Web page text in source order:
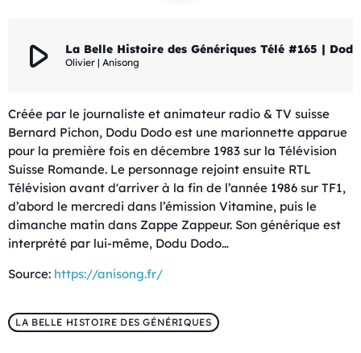
play_arrow Olivier | Anisong
Créée par le journaliste et animateur radio & TV suisse
Bernard Pichon, Dodu Dodo est une marionnette apparue
pour la première fois en décembre 1983 sur la Télévision
Suisse Romande. Le personnage rejoint ensuite RTL
Télévision avant d'arriver à la fin de l’année 1986 sur TF1,
d’abord le mercredi dans l’émission Vitamine, puis le
dimanche matin dans Zappe Zappeur. Son générique est
interprété par lui-même, Dodu Dodo…
Source: https://anisong.fr/
LA BELLE HISTOIRE DES GÉNÉRIQUES